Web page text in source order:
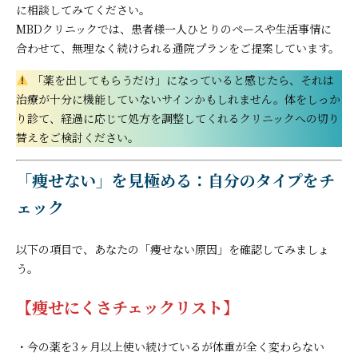
に相談してみてください。
MBDクリニックでは、患者様一人ひとりのペースや生活事情に
合わせて、無理なく続けられる通院プランをご提案しています。
「薬を出してもらうだけ」になっていると感じたら、それは
治療が十分に機能していないサインかもしれません。体をしっか
り診て、経過に応じて処方を調整してくれるクリニックへの切り
替えをご検討ください。
「痩せない」を見極める：自分のタイプをチ
ェック
以下の項目で、あなたの「痩せない原因」を確認してみましょ
う。
【痩せにくさチェックリスト】
・今の薬を3ヶ月以上使い続けているが体重が全く変わらない